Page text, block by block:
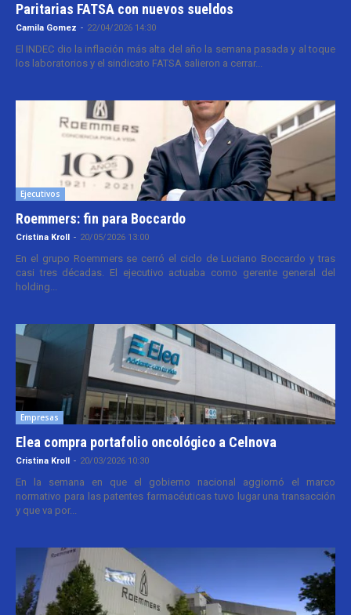
Paritarias FATSA con nuevos sueldos
Camila Gomez - 22/04/2026 14:30
El INDEC dio la inflación más alta del año la semana pasada y al toque
los laboratorios y el sindicato FATSA salieron a cerrar...
Ejecutivos
Roemmers: fin para Boccardo
Cristina Kroll - 20/05/2026 13:00
En el grupo Roemmers se cerró el ciclo de Luciano Boccardo y tras
casi tres décadas. El ejecutivo actuaba como gerente general del
holding...
Empresas
Elea compra portafolio oncológico a Celnova
Cristina Kroll - 20/03/2026 10:30
En la semana en que el gobierno nacional aggiornó el marco
normativo para las patentes farmacéuticas tuvo lugar una transacción
y que va por...